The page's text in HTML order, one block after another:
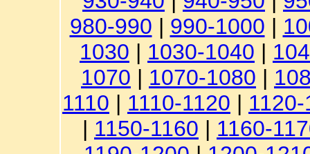
980-990 | 990-1000 |
1030 | 1030-1040 |
1070 | 1070-1080 |
1110 | 1110-1120 |
| 1150-1160 | 1160-